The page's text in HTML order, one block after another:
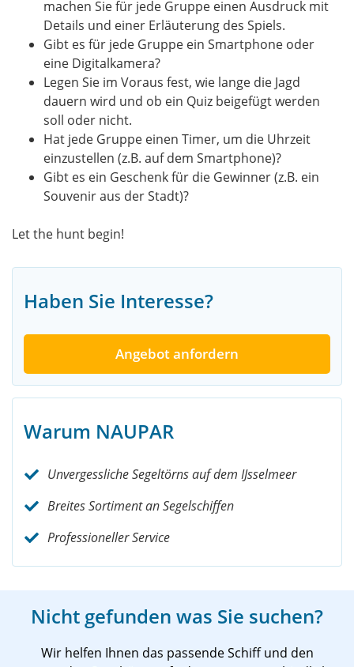
machen Sie für jede Gruppe einen Ausdruck mit
Details und einer Erläuterung des Spiels.
Gibt es für jede Gruppe ein Smartphone oder
eine Digitalkamera?
Legen Sie im Voraus fest, wie lange die Jagd
dauern wird und ob ein Quiz beigefügt werden
soll oder nicht.
Hat jede Gruppe einen Timer, um die Uhrzeit
einzustellen (z.B. auf dem Smartphone)?
Gibt es ein Geschenk für die Gewinner (z.B. ein
Souvenir aus der Stadt)?
Let the hunt begin!
Haben Sie Interesse?
Angebot anfordern
Warum NAUPAR
Unvergessliche Segeltörns auf dem IJsselmeer
Breites Sortiment an Segelschiffen
Professioneller Service
Nicht gefunden was Sie suchen?
Wir helfen Ihnen das passende Schiff und den